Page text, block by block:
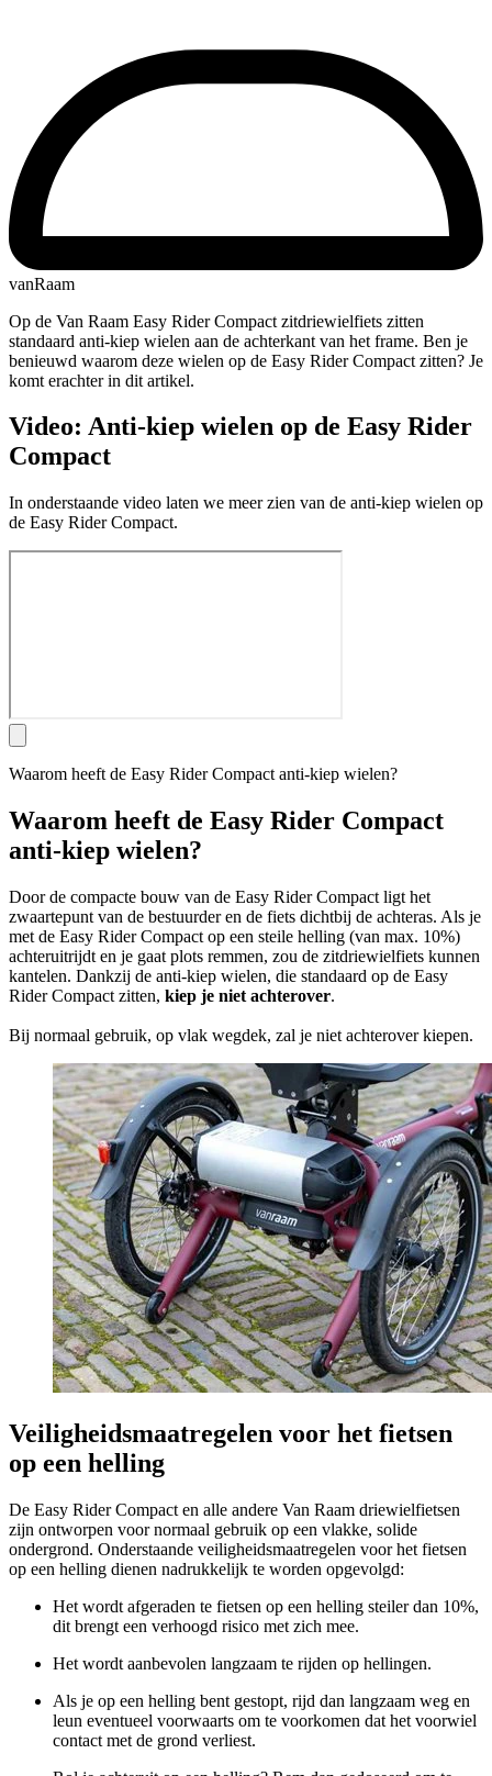
vanRaam
Op de Van Raam Easy Rider Compact zitdriewielfiets zitten
standaard anti-kiep wielen aan de achterkant van het frame. Ben je
benieuwd waarom deze wielen op de Easy Rider Compact zitten? Je
komt erachter in dit artikel.
Video: Anti-kiep wielen op de Easy Rider
Compact
In onderstaande video laten we meer zien van de anti-kiep wielen op
de Easy Rider Compact.
Waarom heeft de Easy Rider Compact anti-kiep wielen?
Waarom heeft de Easy Rider Compact
anti-kiep wielen?
Door de compacte bouw van de Easy Rider Compact ligt het
zwaartepunt van de bestuurder en de fiets dichtbij de achteras. Als je
met de Easy Rider Compact op een steile helling (van max. 10%)
achteruitrijdt en je gaat plots remmen, zou de zitdriewielfiets kunnen
kantelen. Dankzij de anti-kiep wielen, die standaard op de Easy
Rider Compact zitten, kiep je niet achterover.
Bij normaal gebruik, op vlak wegdek, zal je niet achterover kiepen.
Veiligheidsmaatregelen voor het fietsen
op een helling
De Easy Rider Compact en alle andere Van Raam driewielfietsen
zijn ontworpen voor normaal gebruik op een vlakke, solide
ondergrond. Onderstaande veiligheidsmaatregelen voor het fietsen
op een helling dienen nadrukkelijk te worden opgevolgd:
Het wordt afgeraden te fietsen op een helling steiler dan 10%,
dit brengt een verhoogd risico met zich mee.
Het wordt aanbevolen langzaam te rijden op hellingen.
Als je op een helling bent gestopt, rijd dan langzaam weg en
leun eventueel voorwaarts om te voorkomen dat het voorwiel
contact met de grond verliest.